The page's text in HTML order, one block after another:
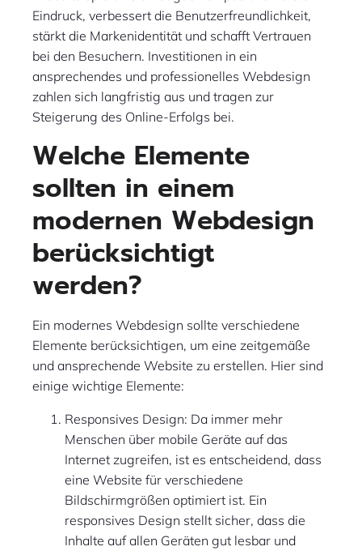
Eindruck, verbessert die Benutzerfreundlichkeit,
stärkt die Markenidentität und schafft Vertrauen
bei den Besuchern. Investitionen in ein
ansprechendes und professionelles Webdesign
zahlen sich langfristig aus und tragen zur
Steigerung des Online-Erfolgs bei.
Welche Elemente
sollten in einem
modernen Webdesign
berücksichtigt
werden?
Ein modernes Webdesign sollte verschiedene
Elemente berücksichtigen, um eine zeitgemäße
und ansprechende Website zu erstellen. Hier sind
einige wichtige Elemente:
Responsives Design: Da immer mehr
Menschen über mobile Geräte auf das
Internet zugreifen, ist es entscheidend, dass
eine Website für verschiedene
Bildschirmgrößen optimiert ist. Ein
responsives Design stellt sicher, dass die
Inhalte auf allen Geräten gut lesbar und